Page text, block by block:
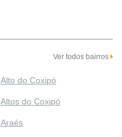
Ver todos bairros
Alto do Coxipó
Altos do Coxipó
Araés